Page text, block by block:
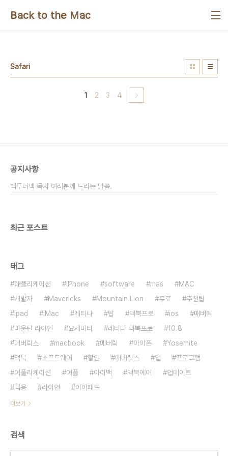
Back to the Mac
Safari
1 2 3 4
공지사항
백투더맥 독자 여러분께 드리는 말씀.
최근 포스트
태그
애플리케이션 iPhone software mas
MAC
개발자
Mavericks Mountain Lion 무료
추천팁
ipad
iMac 레티나 팁 맥북프로 ios
매버릭
마운틴 라이언
요세미티 레티나 맥북프로
10.8
메버릭스
macbook 메버릭 아이폰
Yosemite
맥북
소프트웨어 할인 매버릭스 앱
프로그램
어플리케이션
어플 아이맥 맥북에어
업데이트
맥용
라이언 아이패드
더보기
검색